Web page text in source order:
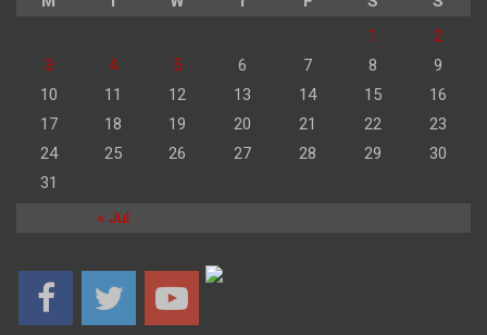
« Jul
1
2
3
4 5 6 7 8
9
10
11 12 13 14 15
16
17
18 19 20 21 22
23
24
25 26 27 28 29
30
31